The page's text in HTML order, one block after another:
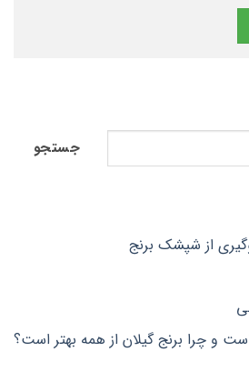
جستجو
از شپشک برنج
است و چرا برنج گیلان از همه بهتر است؟